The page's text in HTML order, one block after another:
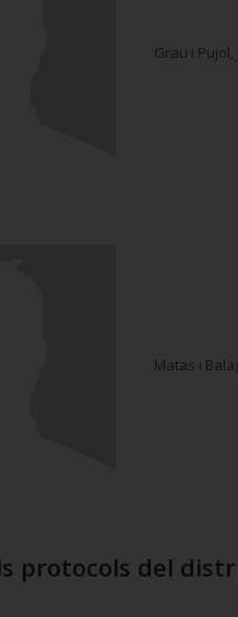
Grau i Pujol,
Matas i
protocols del